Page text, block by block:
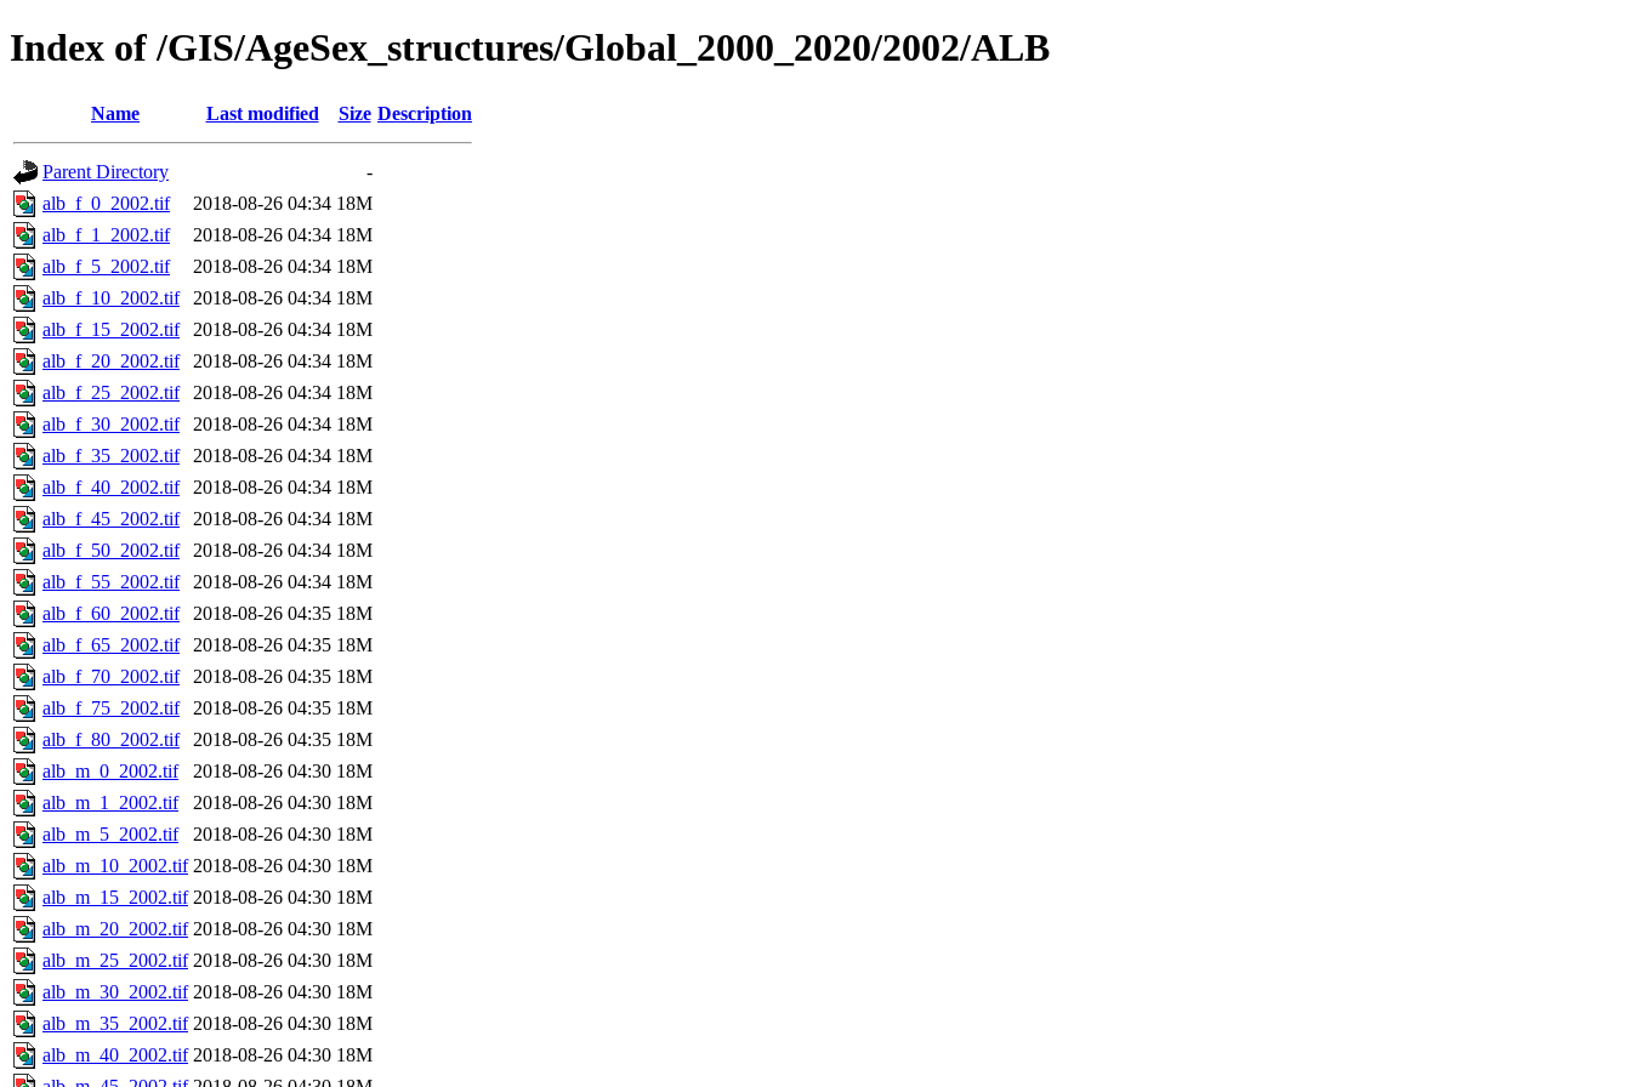
Index of /GIS/AgeSex_structures/Global_2000_2020/2002/ALB
Name Last modified Size Description
Parent Directory
-
alb_f_0_2002.tif
2018-08-26 04:34 18M
alb_f_1_2002.tif
2018-08-26 04:34 18M
alb_f_5_2002.tif
2018-08-26 04:34 18M
alb_f_10_2002.tif
2018-08-26 04:34 18M
alb_f_15_2002.tif
2018-08-26 04:34 18M
alb_f_20_2002.tif
2018-08-26 04:34 18M
alb_f_25_2002.tif
2018-08-26 04:34 18M
alb_f_30_2002.tif
2018-08-26 04:34 18M
alb_f_35_2002.tif
2018-08-26 04:34 18M
alb_f_40_2002.tif
2018-08-26 04:34 18M
alb_f_45_2002.tif
2018-08-26 04:34 18M
alb_f_50_2002.tif
2018-08-26 04:34 18M
alb_f_55_2002.tif
2018-08-26 04:34 18M
alb_f_60_2002.tif
2018-08-26 04:35 18M
alb_f_65_2002.tif
2018-08-26 04:35 18M
alb_f_70_2002.tif
2018-08-26 04:35 18M
alb_f_75_2002.tif
2018-08-26 04:35 18M
alb_f_80_2002.tif
2018-08-26 04:35 18M
alb_m_0_2002.tif
2018-08-26 04:30 18M
alb_m_1_2002.tif
2018-08-26 04:30 18M
alb_m_5_2002.tif
2018-08-26 04:30 18M
alb_m_10_2002.tif 2018-08-26 04:30 18M
alb_m_15_2002.tif 2018-08-26 04:30 18M
alb_m_20_2002.tif 2018-08-26 04:30 18M
alb_m_25_2002.tif 2018-08-26 04:30 18M
alb_m_30_2002.tif 2018-08-26 04:30 18M
alb_m_35_2002.tif 2018-08-26 04:30 18M
alb_m_40_2002.tif 2018-08-26 04:30 18M